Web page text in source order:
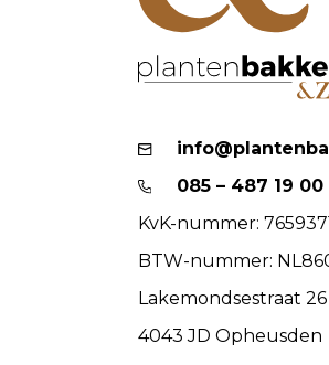
085 – 487 19 00
KvK-nummer:
BTW-nummer:
Lakemondsestraat 26
4043 JD Opheusden